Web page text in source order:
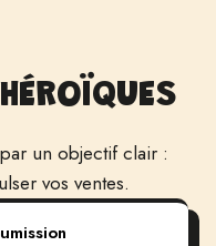
un objectif clair :
vos ventes.